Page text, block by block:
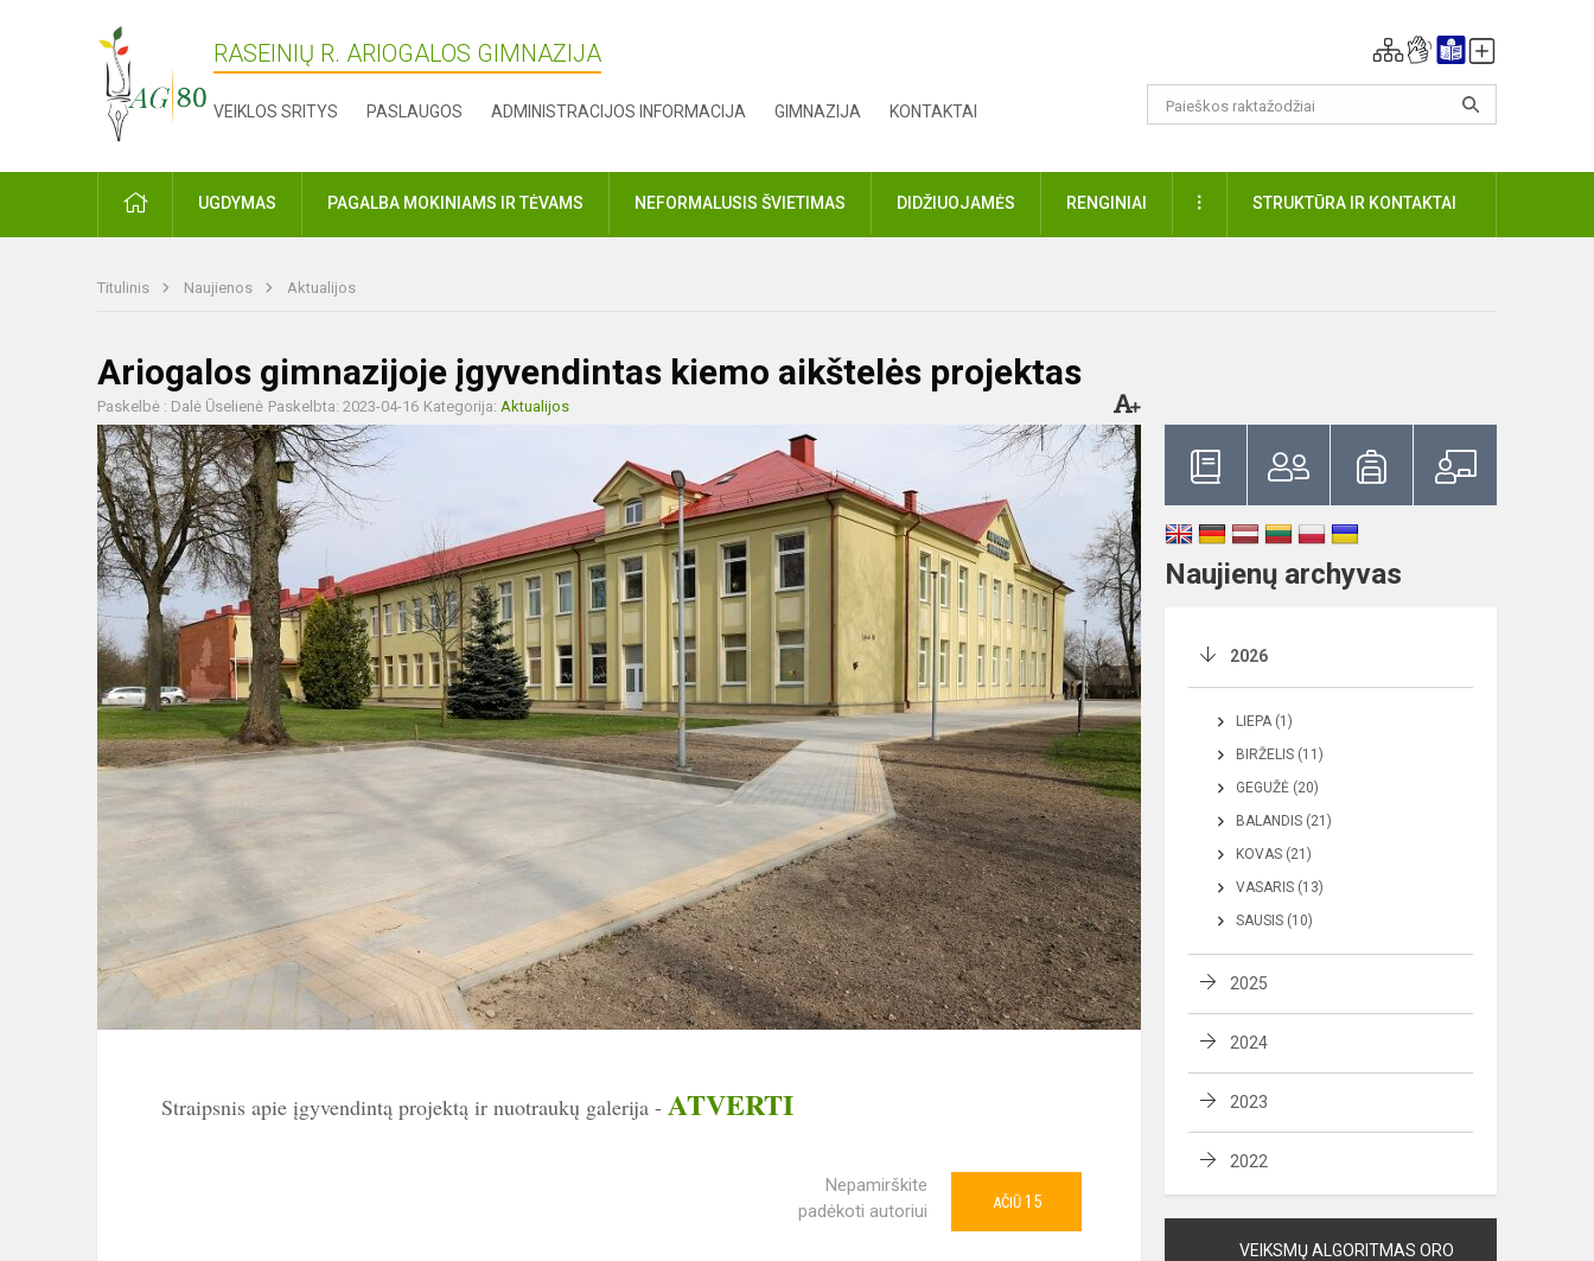
RASEINIŲ R. ARIOGALOS GIMNAZIJA
VEIKLOS SRITYS PASLAUGOS ADMINISTRACIJOS INFORMACIJA GIMNAZIJA KONTAKTAI
PRADŽIAUGDYMAS PAGALBA MOKINIAMS IR TĖVAMS NEFORMALUSIS ŠVIETIMAS DIDŽIUOJAMĖS RENGINIAI DAUGIAUSTRUKTŪRA IR KONTAKTAI
Titulinis Naujienos Aktualijos
Ariogalos gimnazijoje įgyvendintas kiemo aikštelės projektas
Paskelbė : Dalė Ūselienė Paskelbta: 2023-04-16 Kategorija: Aktualijos
Straipsnis apie įgyvendintą projektą ir nuotraukų galerija - ATVERTI
Nepamirškite
padėkoti autoriui
AČIŪ 15
Naujienų archyvas
2026
LIEPA (1)
BIRŽELIS (11)
GEGUŽĖ (20)
BALANDIS (21)
KOVAS (21)
VASARIS (13)
SAUSIS (10)
2025
2024
2023
2022
VEIKSMŲ ALGORITMAS ORO